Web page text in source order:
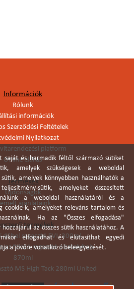
Információk
Rólunk
információk
Szerződési Feltételek
Nyilatkozat
platform
Online elállás
Termékek
Újdonságok
ajánlataink
termékek
dübel ragasztó EVI. 300ml
falazó ragasztó pisztolyhab
870ml
MS High Tack 280ml United
saját és harmadik féltől származó sütiket
amelyek szükségesek a weboldal
amelyek könnyebben használhatók a
sütik, amelyeket összesített
a weboldal használatáról és a
cookie-k, amelyeket releváns tartalom és
Ha az "Összes elfogadása"
az összes sütik használatához. A
elfogadhat és elutasíthat egyedi
a jövőre vonatkozó beleegyezését.